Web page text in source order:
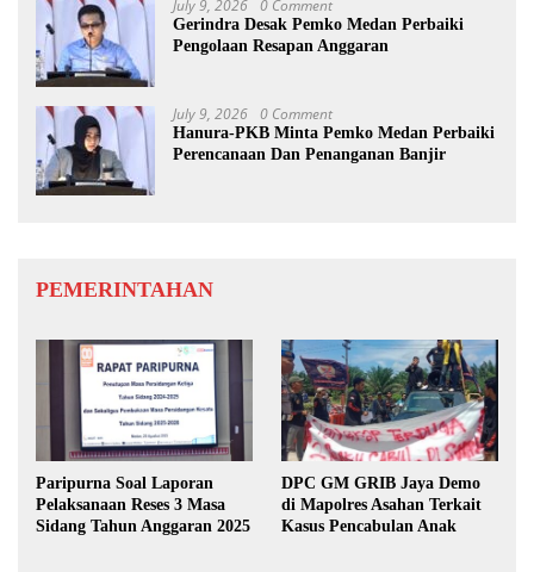
July 9, 2026 0 Comment
Gerindra Desak Pemko Medan Perbaiki
Pengolaan Resapan Anggaran
July 9, 2026 0 Comment
Hanura-PKB Minta Pemko Medan Perbaiki
Perencanaan Dan Penanganan Banjir
PEMERINTAHAN
Paripurna Soal Laporan
Pelaksanaan Reses 3 Masa
Sidang Tahun Anggaran 2025
DPC GM GRIB Jaya Demo
di Mapolres Asahan Terkait
Kasus Pencabulan Anak